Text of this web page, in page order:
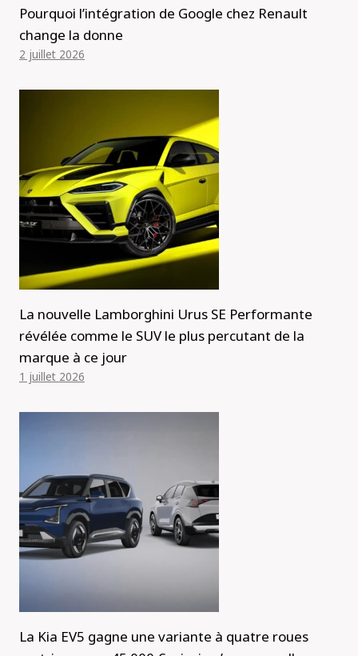
Pourquoi l’intégration de Google chez Renault
change la donne
2 juillet 2026
La nouvelle Lamborghini Urus SE Performante
révélée comme le SUV le plus percutant de la
marque à ce jour
1 juillet 2026
La Kia EV5 gagne une variante à quatre roues